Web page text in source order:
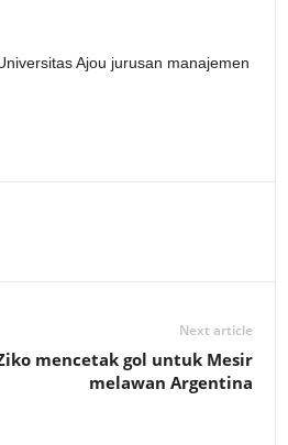
Ajou jurusan manajemen
Next article
mencetak gol untuk Mesir
melawan Argentina